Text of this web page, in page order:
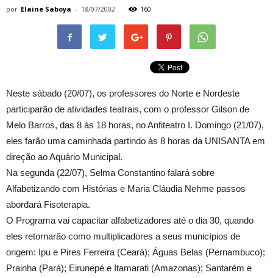
por Elaine Saboya - 18/07/2002 160
Neste sábado (20/07), os professores do Norte e Nordeste
participarão de atividades teatrais, com o professor Gilson de
Melo Barros, das 8 às 18 horas, no Anfiteatro I. Domingo (21/07),
eles farão uma caminhada partindo às 8 horas da UNISANTA em
direção ao Aquário Municipal.
Na segunda (22/07), Selma Constantino falará sobre
Alfabetizando com Histórias e Maria Cláudia Nehme passos
abordará Fisoterapia.
O Programa vai capacitar alfabetizadores até o dia 30, quando
eles retornarão como multiplicadores a seus municípios de
origem: Ipu e Pires Ferreira (Ceará); Águas Belas (Pernambuco);
Prainha (Pará); Eirunepé e Itamarati (Amazonas); Santarém e